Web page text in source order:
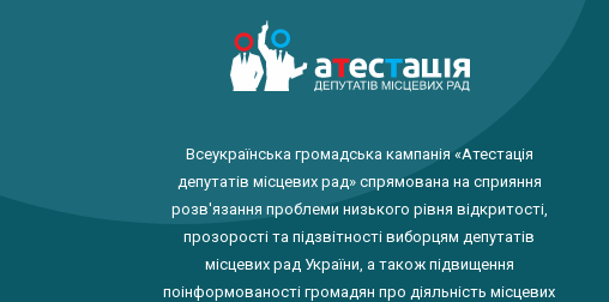
Всеукраїнська громадська кампанія «Атестація
депутатів місцевих рад» спрямована на сприяння
розв'язання проблеми низького рівня відкритості,
прозорості та підзвітності виборцям депутатів
місцевих рад України, а також підвищення
поінформованості громадян про діяльність місцевих